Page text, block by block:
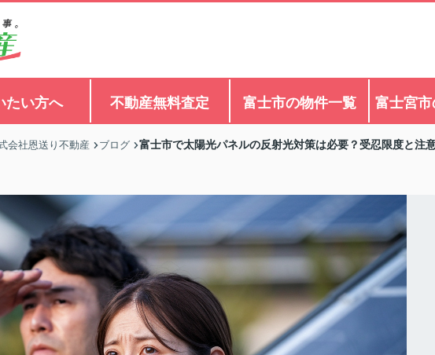
たい方へ 不動産無料査定 富士市の物件一覧 富士宮
会社恩送り不動産 ブログ 富士市で太陽光パネルの反射光対策は必要？受忍限度と注